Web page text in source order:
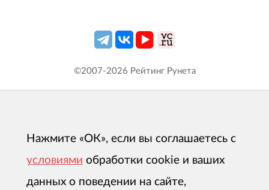
©2007-2026 Рейтинг Рунета
Нажмите «ОК», если вы соглашаетесь с
условиями обработки cookie и ваших
данных о поведении на сайте,